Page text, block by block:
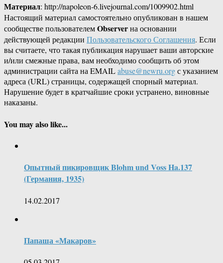
Материал: http://napoleon-6.livejournal.com/1009902.html
Настоящий материал самостоятельно опубликован в нашем
сообществе пользователемObserverна основании
действующей редакции Пользовательского Соглашения. Если
вы считаете, что такая публикация нарушает ваши авторские
и/или смежные права, вам необходимо сообщить об этом
администрации сайта на EMAILabuse@newru.orgс указанием
адреса (URL) страницы, содержащей спорный материал.
Нарушение будет в кратчайшие сроки устранено, виновные
наказаны.
You may also like...
Опытный пикировщик Blohm und Voss Ha.137
(Германия, 1935)
14.02.2017
Папаша «Макаров»